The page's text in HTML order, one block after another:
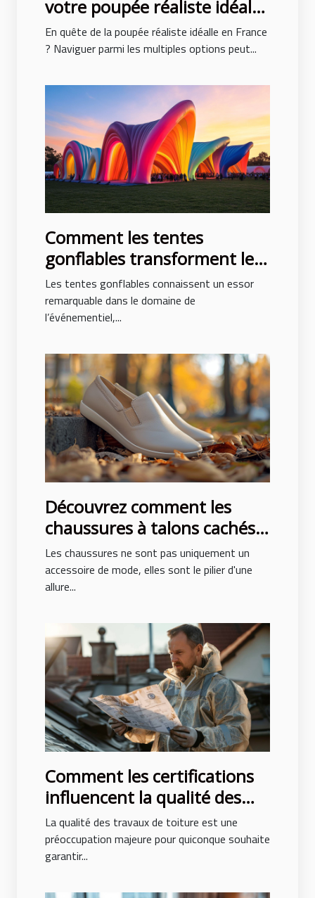
votre poupée réaliste idéale
en France
En quête de la poupée réaliste idéalle en France
? Naviguer parmi les multiples options peut...
Comment les tentes
gonflables transforment les
événements en spectacles
Les tentes gonflables connaissent un essor
remarquable dans le domaine de
l’événementiel,...
Découvrez comment les
chaussures à talons cachés
peuvent transformer votre
posture et style
Les chaussures ne sont pas uniquement un
accessoire de mode, elles sont le pilier d'une
allure...
Comment les certifications
influencent la qualité des
travaux de toiture
La qualité des travaux de toiture est une
préoccupation majeure pour quiconque souhaite
garantir...